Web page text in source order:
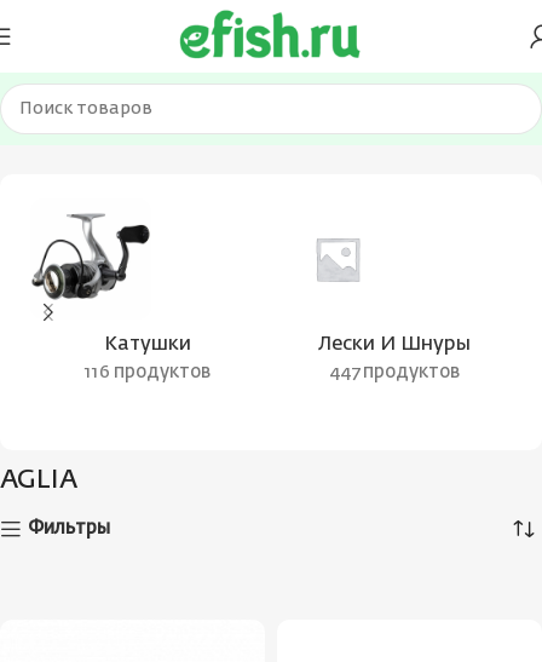
Главная Товары с меткой “AGLIA”
Катушки
116 продуктов
Лески И Шнуры
447 продуктов
AGLIA
Фильтры